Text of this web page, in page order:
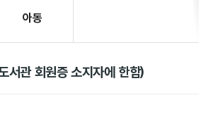
아동
서관 회원증 소지자에 한함)